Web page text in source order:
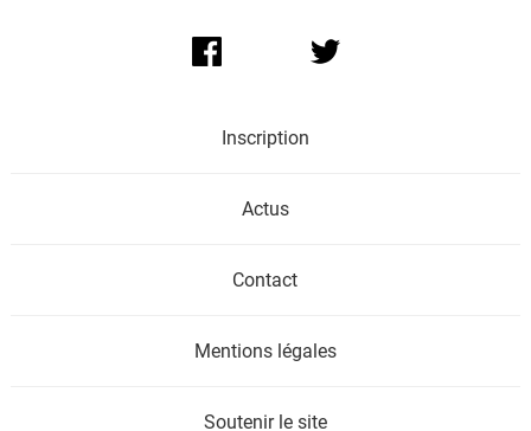
Inscription
Actus
Contact
Mentions légales
Soutenir le site